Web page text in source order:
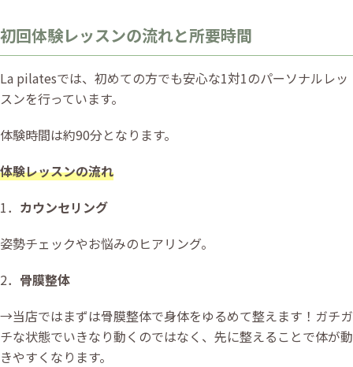
初回体験レッスンの流れと所要時間
La pilatesでは、初めての方でも安心な1対1のパーソナルレッ
スンを行っています。
体験時間は約90分となります。
体験レッスンの流れ
1． カウンセリング
姿勢チェックやお悩みのヒアリング。
2． 骨膜整体
→当店ではまずは骨膜整体で身体をゆるめて整えます！ガチガ
チな状態でいきなり動くのではなく、先に整えることで体が動
きやすくなります。